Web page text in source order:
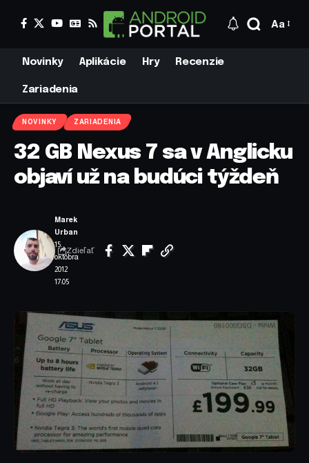
Aa
Novinky Aplikácie Hry Recenzie
Zariadenia
NOVINKY ZARIADENIA
32 GB Nexus 7 sa v Anglicku
objaví už na budúci týždeň
15.
októbra
2012
17:05
Marek
Urban
Zdieľať